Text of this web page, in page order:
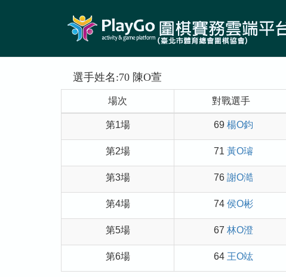
選手姓名:70 陳O萱
場次 對戰選手
第1場 69 楊O鈞
第2場 71 黃O璿
第3場 76 謝O澔
第4場 74 侯O彬
第5場 67 林O澄
第6場 64 王O竑